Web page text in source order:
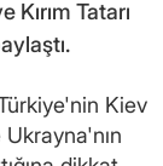
Tatarı
Kiev